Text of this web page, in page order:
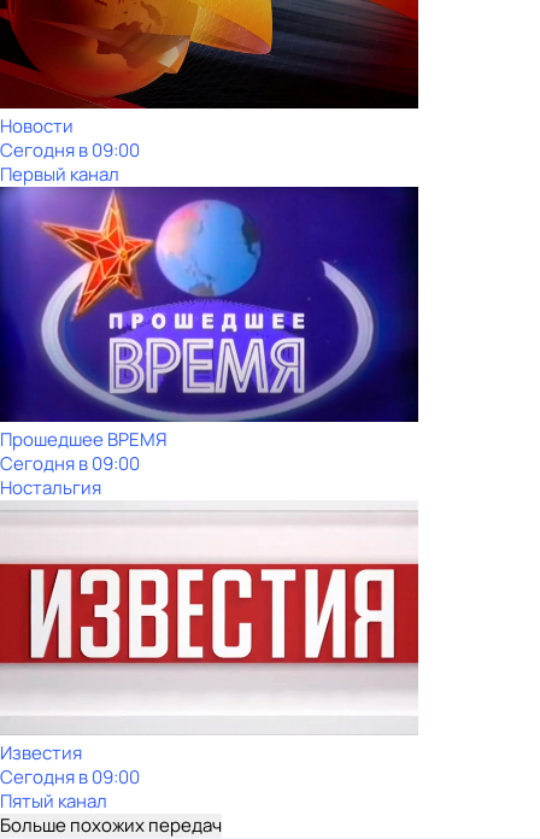
Новости
Сегодня в 09:00
Первый канал
Прошедшее ВРЕМЯ
Сегодня в 09:00
Ностальгия
Известия
Сегодня в 09:00
Пятый канал
Больше похожих передач